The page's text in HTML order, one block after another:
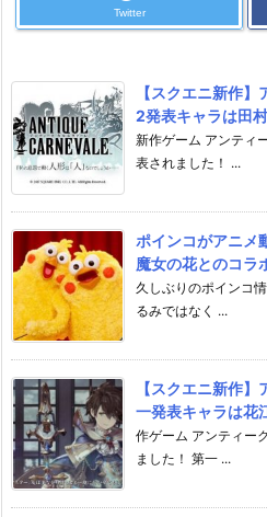
Twitter
【スクエニ新作
2発表キャラは田
新作ゲーム アンティ
表されました！ ...
ポインコがアニメ
魔女の花とのコラ
久しぶりのポインコ
るみではなく ...
【スクエニ新作
一発表キャラは花
作ゲーム アンティー
ました！ 第一 ...